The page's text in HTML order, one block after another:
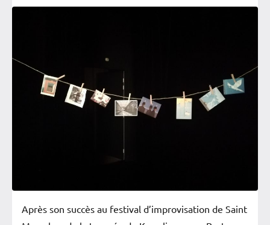
Après son succès au festival d’improvisation de Saint